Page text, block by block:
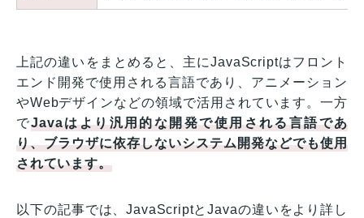
上記の違いをまとめると、主にJavaScriptはフロント
エンド開発で使用される言語であり、アニメーション
やWebデザインなどの領域で活用されています。一方
でJavaはより汎用的な開発で使用される言語であ
り、ブラウザに依存しないシステム開発などでも使用
されています。
以下の記事では、JavaScriptとJavaの違いをより詳し